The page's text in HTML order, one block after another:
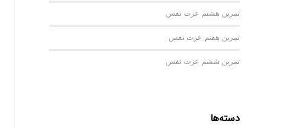
تمرین هشتم عزت نفس
تمرین هفتم عزت نفس
تمرین ششم عزت نفس
دسته‌ها